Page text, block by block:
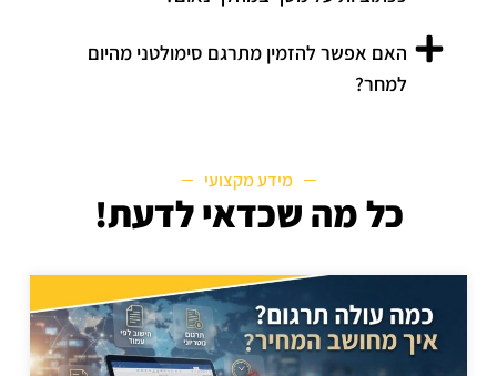
האם אפשר להזמין מתרגם סימולטני מהיום
למחר?
מידע מקצועי
כל מה שכדאי לדעת!